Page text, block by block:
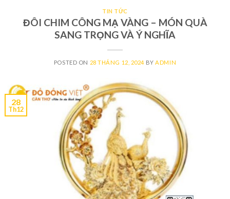
TIN TỨC
ĐÔI CHIM CÔNG MẠ VÀNG – MÓN QUÀ
SANG TRỌNG VÀ Ý NGHĨA
POSTED ON 28 THÁNG 12, 2024 BYADMIN
28
Th12